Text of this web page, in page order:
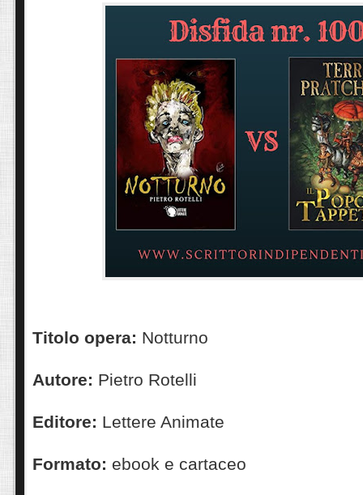
Titolo opera: Notturno
Autore: Pietro Rotelli
Editore: Lettere Animate
Formato: ebook e cartaceo